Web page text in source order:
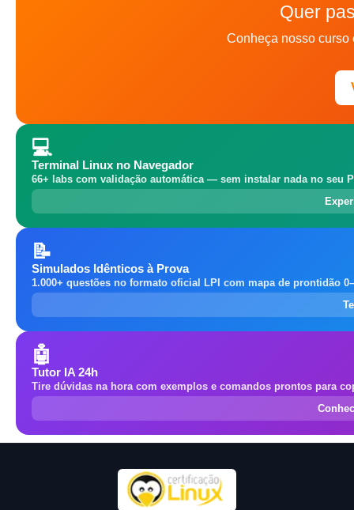
Quer
Conheça nosso curso
💻
Terminal Linux no Navegador
66+ labs com validação automática — sem instalar nada no seu
📝
Simulados Idênticos à Prova
1.000+ questões no formato oficial LPI com mapa de prontidão
🤖
Tutor IA 24h
Tire dúvidas na hora com exemplos e comandos prontos para